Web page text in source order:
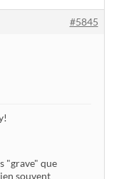
#5845
"grave" que
souvent